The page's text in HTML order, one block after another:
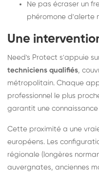
Ne pas écraser un
phéromone d'alerte
Une
Need's Protect s'appuie
techniciens qualifiés,
métropolitain. Chaque
professionnel le plus
garantit une
Cette proximité a une
européens. Les
régionale (longères
auvergnates, anciennes